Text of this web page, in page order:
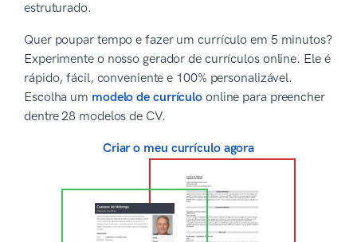
estruturado.
Quer poupar tempo e fazer um currículo em 5 minutos?
Experimente o nosso gerador de currículos online. Ele é
rápido, fácil, conveniente e 100% personalizável.
Escolha um modelo de currículo online para preencher
dentre 28 modelos de CV.
Criar o meu currículo agora